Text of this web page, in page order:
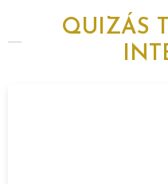
QUIZÁS